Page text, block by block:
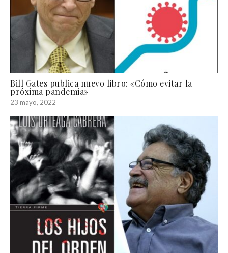
Bill Gates publica nuevo libro: «Cómo evitar la
próxima pandemia»
23 mayo, 2022